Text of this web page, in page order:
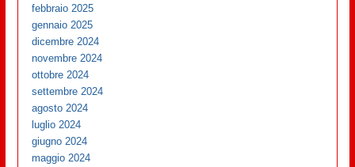
febbraio 2025
gennaio 2025
dicembre 2024
novembre 2024
ottobre 2024
settembre 2024
agosto 2024
luglio 2024
giugno 2024
maggio 2024